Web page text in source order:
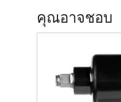
คุณอาจชอบ